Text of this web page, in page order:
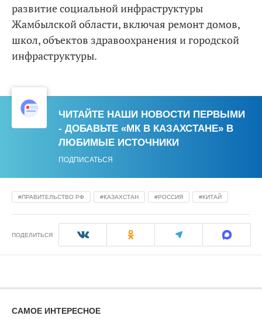
развитие сoциальной инфраструктуры
Жамбылской области, включая ремонт домов,
школ, объектов здравоохранения и городской
инфраструктуры.
ЧИТАЙТЕ НАШИ НОВОСТИ ПЕРВЫМИ
- ДОБАВЬТЕ «МК В КАЗАХСТАНЕ» В
ЛЮБИМЫЕ ИСТОЧНИКИ
ПОДПИСАТЬСЯ
ПРАВИТЕЛЬСТВО РФ КАЗАХСТАН РОССИЯ КИТАЙ
ПОДЕЛИТЬСЯ
САМОЕ ИНТЕРЕСНОЕ